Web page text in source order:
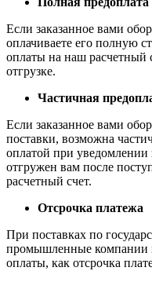
Если заказанное вами
оплачиваете его полную
оплаты на наш расчетный
отгрузке.
Частичная
Если заказанное вами
поставки, возможна
оплатой при уведомлении
отгружен вам после
расчетный счет.
Отсрочка платежа
При поставках по
промышленные компании
оплаты, как отсрочка